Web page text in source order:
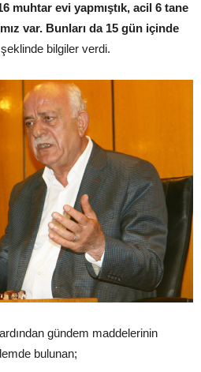
muhtar evi yapmıştık, acil 6 tane
var. Bunları da 15 gün içinde
şeklinde bilgiler verdi.
gündem maddelerinin
bulunan;